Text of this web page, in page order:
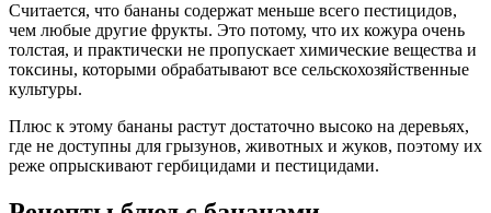
Считается, что бананы содержат меньше всего пестицидов,
чем любые другие фрукты. Это потому, что их кожура очень
толстая, и практически не пропускает химические вещества и
токсины, которыми обрабатывают все сельскохозяйственные
культуры.
Плюс к этому бананы растут достаточно высоко на деревьях,
где не доступны для грызунов, животных и жуков, поэтому их
реже опрыскивают гербицидами и пестицидами.